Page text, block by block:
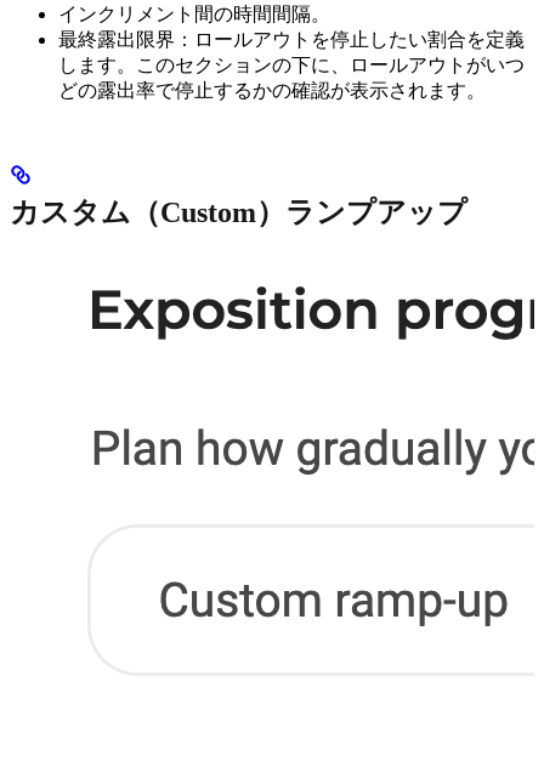
インクリメント間の時間間隔。
最終露出限界：ロールアウトを停止したい割合を定義
します。このセクションの下に、ロールアウトがいつ
どの露出率で停止するかの確認が表示されます。
カスタム（Custom）ランプアップ